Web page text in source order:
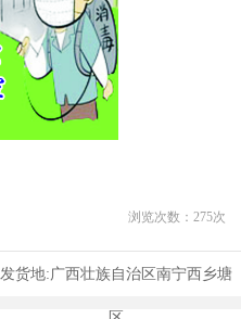
浏览次数： 275次
发货地:广西壮族自治区南宁西乡塘